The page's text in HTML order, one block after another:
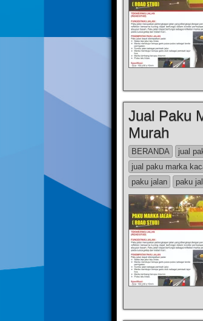
Jual Paku
Murah
BERANDA jual
jual paku marka
paku jalan
paku